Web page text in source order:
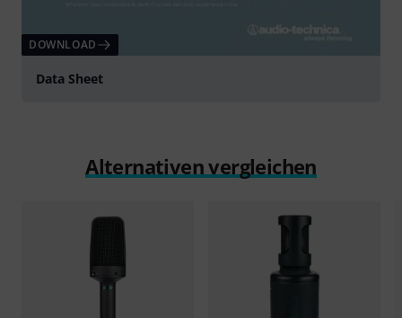
DOWNLOAD
Data Sheet
Alternativen vergleichen